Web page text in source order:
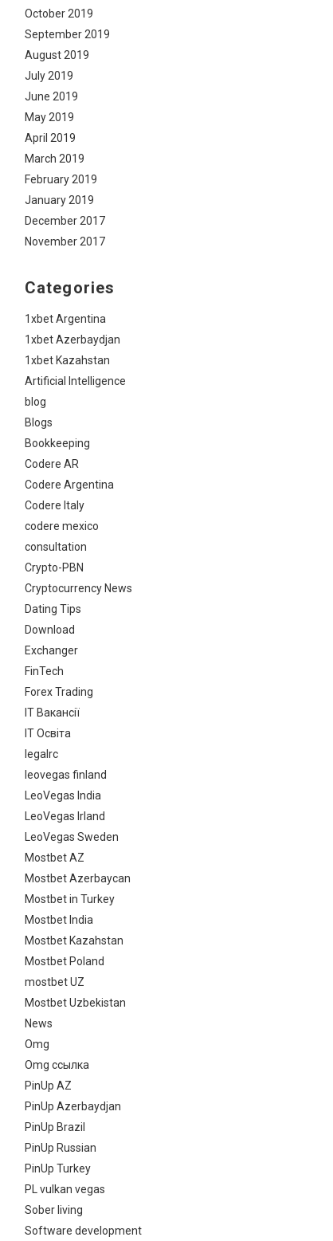
October 2019
September 2019
August 2019
July 2019
June 2019
May 2019
April 2019
March 2019
February 2019
January 2019
December 2017
November 2017
Categories
1xbet Argentina
1xbet Azerbaydjan
1xbet Kazahstan
Artificial Intelligence
blog
Blogs
Bookkeeping
Codere AR
Codere Argentina
Codere Italy
codere mexico
consultation
Crypto-PBN
Cryptocurrency News
Dating Tips
Download
Exchanger
FinTech
Forex Trading
IT Вакансії
IT Освіта
legalrc
leovegas finland
LeoVegas India
LeoVegas Irland
LeoVegas Sweden
Mostbet AZ
Mostbet Azerbaycan
Mostbet in Turkey
Mostbet India
Mostbet Kazahstan
Mostbet Poland
mostbet UZ
Mostbet Uzbekistan
News
Omg
Omg ссылка
PinUp AZ
PinUp Azerbaydjan
PinUp Brazil
PinUp Russian
PinUp Turkey
PL vulkan vegas
Sober living
Software development